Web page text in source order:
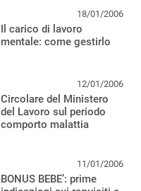
18/01/2006
Il carico di lavoro
mentale: come gestirlo
12/01/2006
Circolare del Ministero
del Lavoro sul periodo
comporto malattia
11/01/2006
BONUS BEBE’: prime